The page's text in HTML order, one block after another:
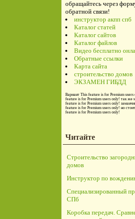
обращайтесь через
обратной связи!
инструктор акпп спб
Каталог статей
Каталог сайтов
Каталог файлов
Видео бесплатно
Обратные ссылки
Карта сайта
строительство домов
ЭКЗАМЕН ГИБДД
Вариант This feature is for Premium users
feature is for Premium users only! так же
feature is for Premium users only!
feature is for Premium users only! но
feature is for Premium users only!
Читайте
Строительство
домов
Инструктор по
Специализированный
СПб
Коробка передач.